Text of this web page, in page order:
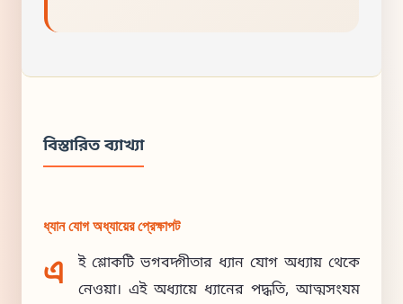
বিস্তারিত ব্যাখ্যা
ধ্যান যোগ অধ্যায়ের প্রেক্ষাপট
এ
ই শ্লোকটি ভগবদ্গীতার ধ্যান যোগ অধ্যায় থেকে
নেওয়া। এই অধ্যায়ে ধ্যানের পদ্ধতি, আত্মসংযম